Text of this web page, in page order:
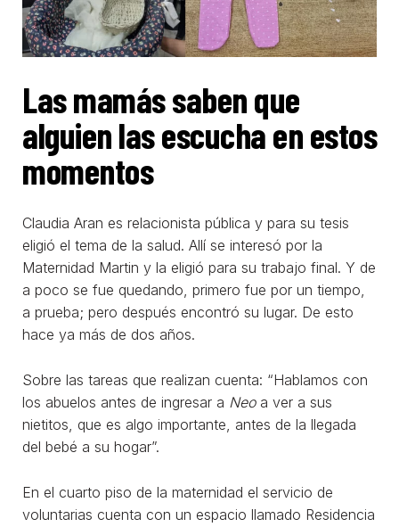
Las mamás saben que
alguien las escucha en estos
momentos
Claudia Aran es relacionista pública y para su tesis
eligió el tema de la salud. Allí se interesó por la
Maternidad Martin y la eligió para su trabajo final. Y de
a poco se fue quedando, primero fue por un tiempo,
a prueba; pero después encontró su lugar. De esto
hace ya más de dos años.
Sobre las tareas que realizan cuenta: “Hablamos con
los abuelos antes de ingresar a Neoa ver a sus
nietitos, que es algo importante, antes de la llegada
del bebé a su hogar”.
En el cuarto piso de la maternidad el servicio de
voluntarias cuenta con un espacio llamado Residencia